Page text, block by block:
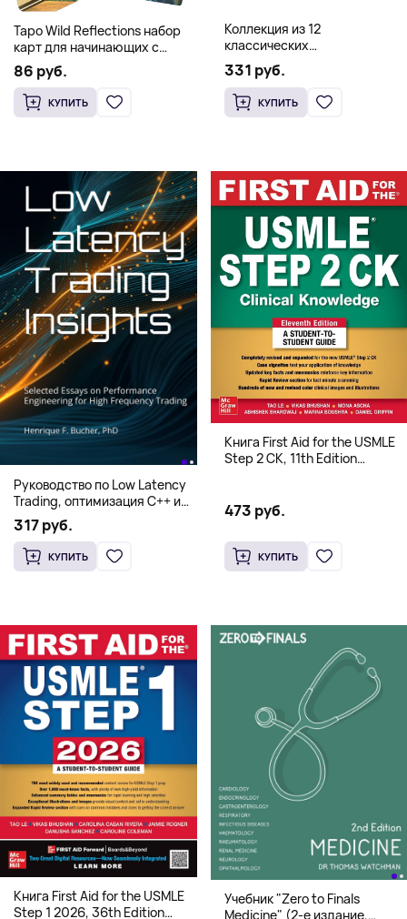
Таро Wild Reflections набор
карт для начинающих с
книгой (78 карт, золочёные
края)
86 руб.
КУПИТЬ
Коллекция из 12
классических
иллюстрированных книг об
Элмере от Дэвида Макки
331 руб.
КУПИТЬ
Руководство по Low Latency
Trading, оптимизация C++ и
системная архитектура для
HFT
317 руб.
КУПИТЬ
Книга First Aid for the USMLE
Step 2 CK, 11th Edition
473 руб.
КУПИТЬ
Книга First Aid for the USMLE
Step 1 2026, 36th Edition
Учебник "Zero to Finals
Medicine" (2-е издание,